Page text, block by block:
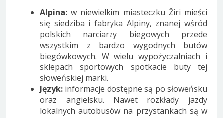
Alpina: w niewielkim miasteczku Žiri mieści
się siedziba i fabryka Alpiny, znanej wśród
polskich narciarzy biegowych przede
wszystkim z bardzo wygodnych butów
biegówkowych. W wielu wypożyczalniach i
sklepach sportowych spotkacie buty tej
słoweńskiej marki.
Język: informacje dostępne są po słoweńsku
oraz angielsku. Nawet rozkłady jazdy
lokalnych autobusów na przystankach są w